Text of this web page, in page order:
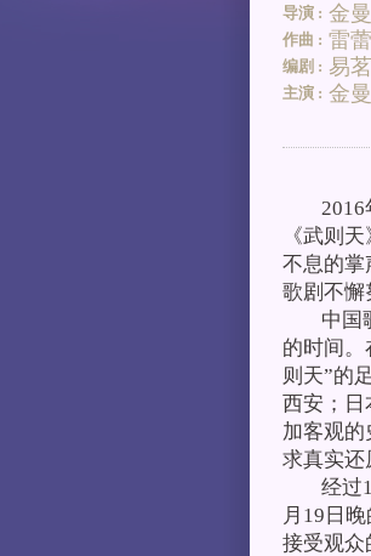
导演 : 金曼
作曲 : 雷蕾
编剧 : 易茗
主演 : 金
2016年
《武则
不息的掌
歌剧不懈
中国歌
的时间
则天”的
西安；日
加客观
求真实还
经过15
月19日
接受观众